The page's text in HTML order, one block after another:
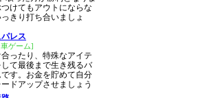
けてもアウトにならな
きり打ち合いましょ
レス
ゲーム]
ったり、特殊なアイテ
て最後まで生き残るバ
です。お金を貯めて自分
ドアップさせましょう